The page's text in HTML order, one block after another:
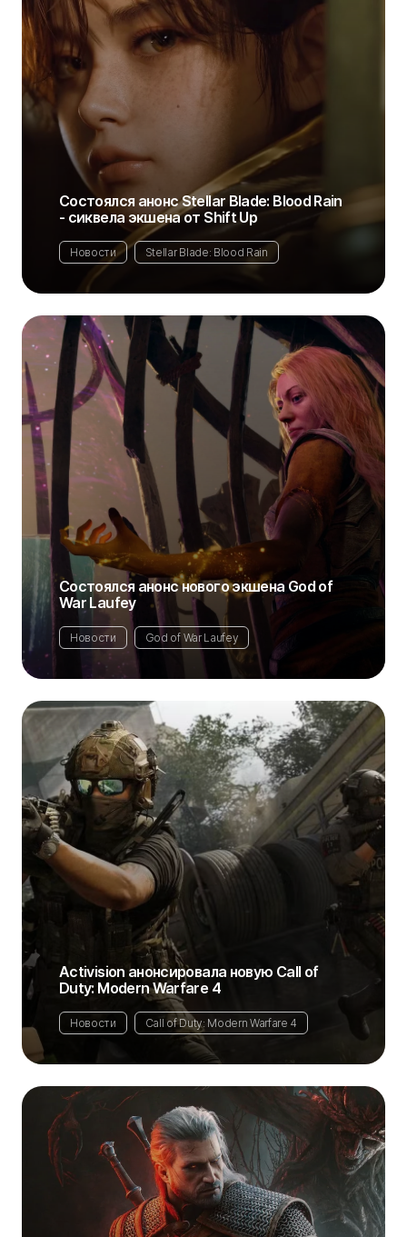
Состоялся анонс Stellar Blade: Blood Rain
- сиквела экшена от Shift Up
Новости Stellar Blade: Blood Rain
Состоялся анонс нового экшена God of
War Laufey
Новости God of War Laufey
Activision анонсировала новую Call of
Duty: Modern Warfare 4
Новости Call of Duty: Modern Warfare 4